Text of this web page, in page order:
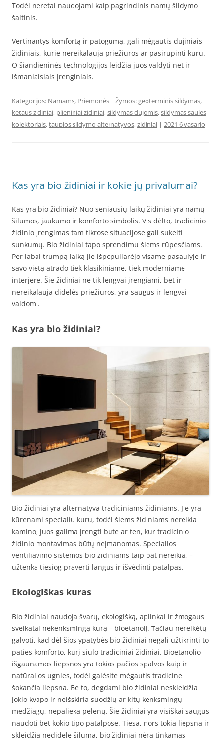
Todėl neretai naudojami kaip pagrindinis namų šildymo
šaltinis.
Vertinantys komfortą ir patogumą, gali mėgautis dujiniais
židiniais, kurie nereikalauja priežiūros ar pasirūpinti kuru.
O šiandieninės technologijos leidžia juos valdyti net ir
išmaniaisiais įrenginiais.
Kategorijos: Namams, Priemonės | Žymos:geoterminis sildymas,
ketaus zidiniai, plieniniai zidiniai,sildymas dujomis,sildymas saules
kolektoriais,taupios sildymo alternatyvos,zidiniai | 2021 6 vasario
Kas yra bio židiniai ir kokie jų privalumai?
Kas yra bio židiniai? Nuo seniausių laikų židiniai yra namų
šilumos, jaukumo ir komforto simbolis. Vis dėlto, tradicinio
židinio įrengimas tam tikrose situacijose gali sukelti
sunkumų. Bio židiniai tapo sprendimu šiems rūpesčiams.
Per labai trumpą laiką jie išpopuliarėjo visame pasaulyje ir
savo vietą atrado tiek klasikiniame, tiek moderniame
interjere. Šie židiniai ne tik lengvai įrengiami, bet ir
nereikalauja didelės priežiūros, yra saugūs ir lengvai
valdomi.
Kas yra bio židiniai?
Bio židiniai yra alternatyva tradiciniams židiniams. Jie yra
kūrenami specialiu kuru, todėl šiems židiniams nereikia
kamino, juos galima įrengti bute ar ten, kur tradicinio
židinio montavimas būtų neįmanomas. Specialios
ventiliavimo sistemos bio židiniams taip pat nereikia, –
užtenka tiesiog praverti langus ir išvėdinti patalpas.
Ekologiškas kuras
Bio židiniai naudoja švarų, ekologišką, aplinkai ir žmogaus
sveikatai nekenksmingą kurą – bioetanolį. Tačiau nereikėtų
galvoti, kad dėl šios ypatybės bio židiniai negali užtikrinti to
paties komforto, kurį siūlo tradiciniai židiniai. Bioetanolio
išgaunamos liepsnos yra tokios pačios spalvos kaip ir
natūralios ugnies, todėl galėsite mėgautis tradicine
šokančia liepsna. Be to, degdami bio židiniai neskleidžia
jokio kvapo ir neišskiria suodžių ar kitų kenksmingų
medžiagų, nepalieka pelenų. Šie židiniai yra visiškai saugūs
naudoti bet kokio tipo patalpose. Tiesa, nors tokia liepsna ir
skleidžia nedidelę šilumą, bio židiniai nėra tinkamas